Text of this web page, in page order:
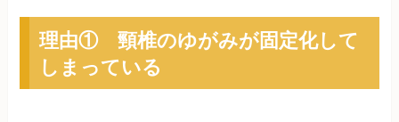
理由① 頸椎のゆがみが固定化して
しまっている